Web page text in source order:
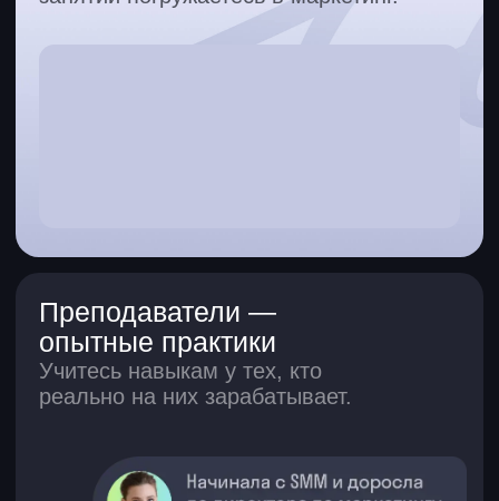
Все курсы
О нас
Отзывы
Вход в Skypro